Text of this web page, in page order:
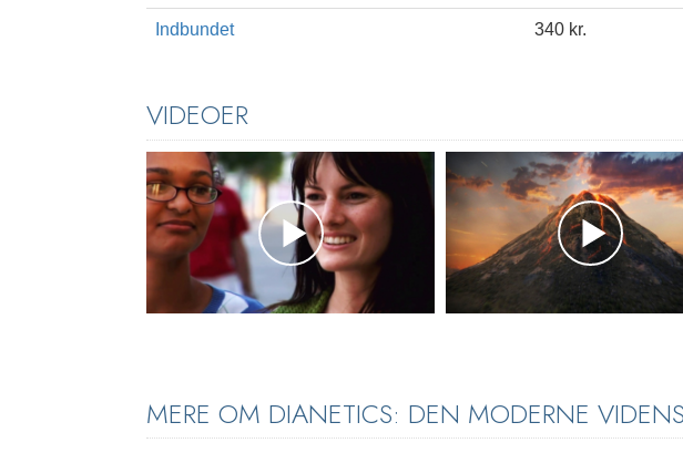
Indbundet 340 kr.
VIDEOER
MERE OM DIANETICS: DEN MODERNE